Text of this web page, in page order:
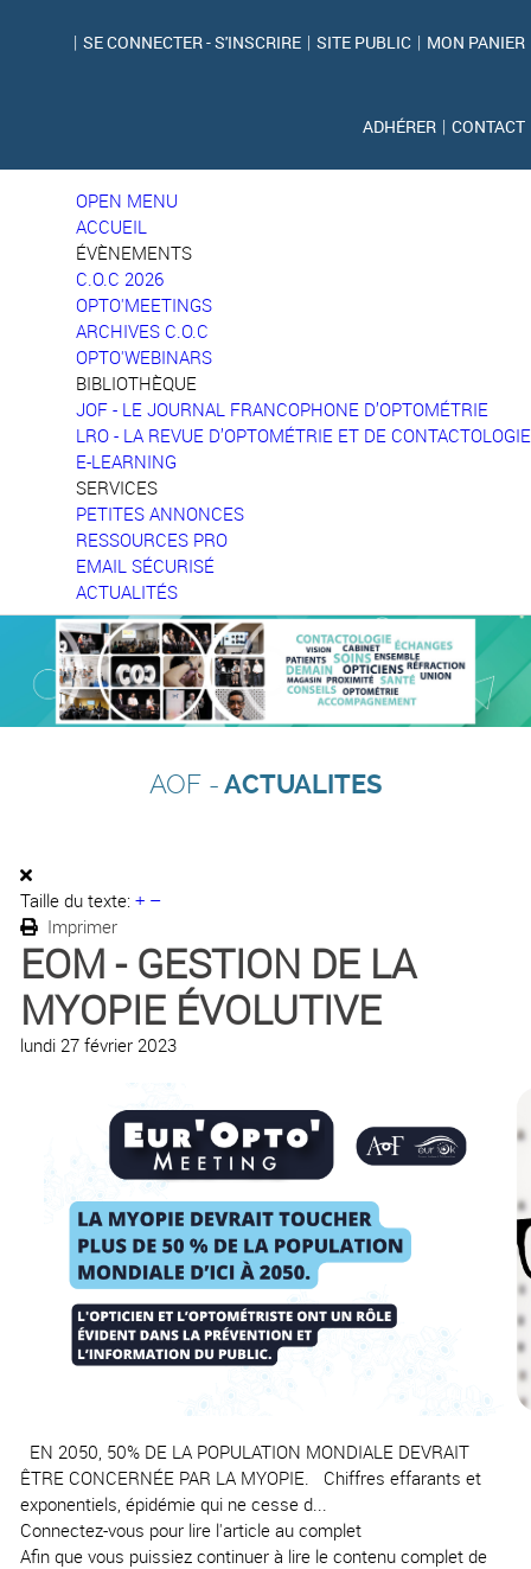
MON PANIER
|
SITE PUBLIC
|
SE CONNECTER - S'INSCRIRE
|
CONTACT
|
ADHÉRER
OPEN MENU
ACCUEIL
ÉVÈNEMENTS
C.O.C 2026
OPTO'MEETINGS
ARCHIVES C.O.C
OPTO'WEBINARS
BIBLIOTHÈQUE
JOF - LE JOURNAL FRANCOPHONE D’OPTOMÉTRIE
LRO - LA REVUE D’OPTOMÉTRIE ET DE CONTACTOLOGIE
E-LEARNING
SERVICES
PETITES ANNONCES
RESSOURCES PRO
EMAIL SÉCURISÉ
ACTUALITÉS
AOF -ACTUALITES
Taille du texte: + –
Imprimer
EOM - GESTION DE LA
MYOPIE ÉVOLUTIVE
lundi 27 février 2023
EN 2050, 50% DE LA POPULATION MONDIALE DEVRAIT
ÊTRE CONCERNÉE PAR LA MYOPIE. Chiffres effarants et
exponentiels, épidémie qui ne cesse d...
Connectez-vous pour lire l'article au complet
Afin que vous puissiez continuer à lire le contenu complet de